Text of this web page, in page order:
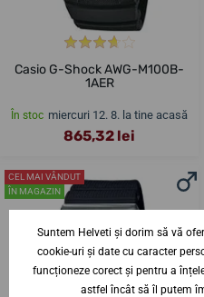
Casio G-Shock AWG-M100B-
1AER
În stoc miercuri 12. 8. la tine acasă
865,32 lei
CEL MAI VÂNDUT
ÎN MAGAZIN
Suntem Helveti și dorim să vă
cookie-uri și date cu caracter
funcționeze corect și pentru a
astfel încât să îl putem